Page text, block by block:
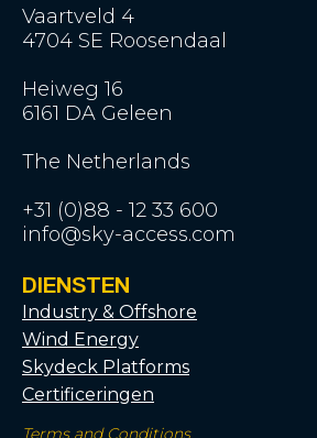
Vaartveld 4
4704 SE Roosendaal
Heiweg 16
6161 DA Geleen
The Netherlands
+31 (0)88 - 12 33 600
info@sky-access.com
DIENSTEN
Industry & Offshore
Wind Energy
Skydeck Platforms
Certificeringen
Terms and Conditions